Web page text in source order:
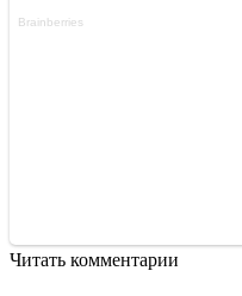
Читать комментарии